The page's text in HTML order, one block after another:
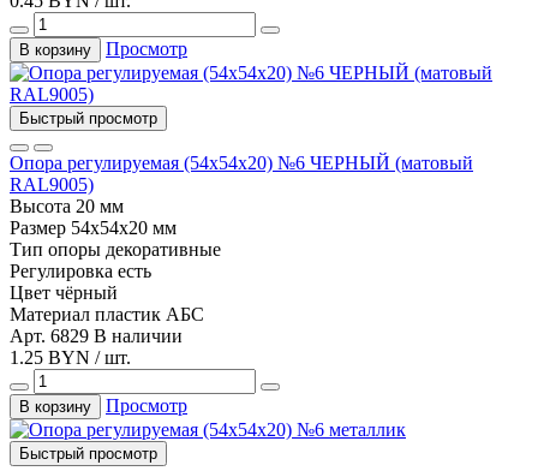
В корзину Просмотр
Быстрый просмотр
Опора регулируемая (54х54х20) №6 ЧЕРНЫЙ (матовый
RAL9005)
Высота 20 мм
Размер 54x54x20 мм
Тип опоры декоративные
Регулировка есть
Цвет чёрный
Материал пластик АБС
Арт. 6829 В наличии
1.25 BYN / шт.
В корзину Просмотр
Быстрый просмотр